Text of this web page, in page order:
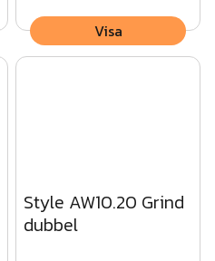
Visa
Style AW10.20 Grind
dubbel